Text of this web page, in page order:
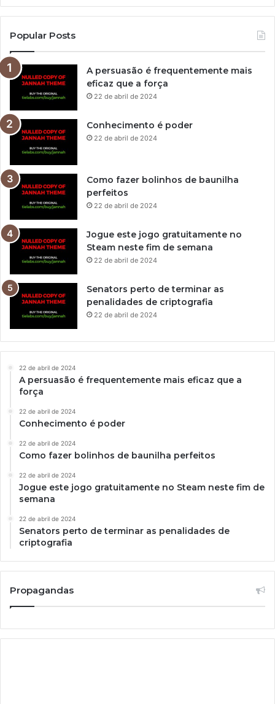
Popular Posts
A persuasão é frequentemente mais
eficaz que a força
22 de abril de 2024
Conhecimento é poder
22 de abril de 2024
Como fazer bolinhos de baunilha
perfeitos
22 de abril de 2024
Jogue este jogo gratuitamente no
Steam neste fim de semana
22 de abril de 2024
Senators perto de terminar as
penalidades de criptografia
22 de abril de 2024
22 de abril de 2024
A persuasão é frequentemente mais eficaz que a
força
22 de abril de 2024
Conhecimento é poder
22 de abril de 2024
Como fazer bolinhos de baunilha perfeitos
22 de abril de 2024
Jogue este jogo gratuitamente no Steam neste fim de
semana
22 de abril de 2024
Senators perto de terminar as penalidades de
criptografia
Propagandas